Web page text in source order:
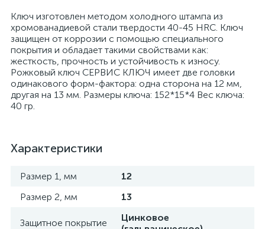
Ключ изготовлен методом холодного штампа из
хромованадиевой стали твердости 40-45 HRC. Ключ
защищен от коррозии с помощью специального
покрытия и обладает такими свойствами как:
жесткость, прочность и устойчивость к износу.
Рожковый ключ СЕРВИС КЛЮЧ имеет две головки
одинакового форм-фактора: одна сторона на 12 мм,
другая на 13 мм. Размеры ключа: 152*15*4 Вес ключа:
40 гр.
Характеристики
Размер 1, мм
12
Размер 2, мм
13
Защитное покрытие
Цинковое